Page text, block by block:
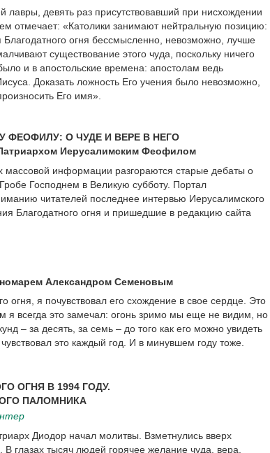
лавры, девять раз присутствовавший при нисхождении
отмечает: «Католики занимают нейтральную позицию:
Благодатного огня бессмысленно, невозможно, лучше
существование этого чуда, поскольку ничего
и в апостольские времена: апостолам ведь
Доказать ложность Его учения было невозможно,
Его имя».
ФЕОФИЛУ: О ЧУДЕ И ВЕРЕ В НЕГО
Иерусалимским Феофилом
массовой информации разгораются старые дебаты о
Господнем в Великую субботу. Портал
читателей последнее интервью Иерусалимского
Благодатного огня и пришедшие в редакцию сайта
Александром Семеновым
огня, я почувствовал его схождение в свое сердце. Это
я всегда это замечал: огонь зримо мы еще не видим, но
– за десять, за семь – до того как его можно увидеть
это каждый год. И в минувшем году тоже.
ОГНЯ В 1994 ГОДУ.
ПАЛОМНИКА
Диодор начал молитвы. Взметнулись вверх
глазах тысяч людей горячее желание чуда, вера,